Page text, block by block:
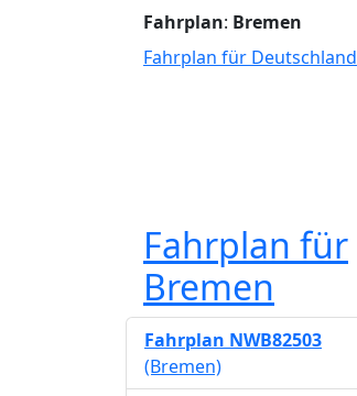
Fahrplan: Bremen
Fahrplan für Deutschland
Fahrplan für
Bremen
Fahrplan NWB82503
(Bremen)